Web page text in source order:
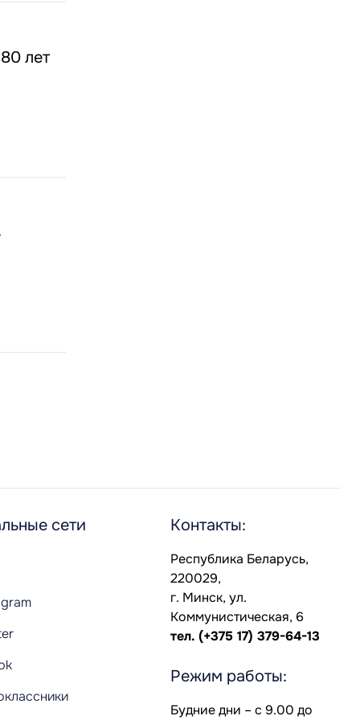
лет
сети Контакты:
Республика Беларусь,
220029,
г. Минск, ул.
Коммунистическая, 6
тел. (+375 17) 379-64-13
Режим работы:
Будние дни – с 9.00 до